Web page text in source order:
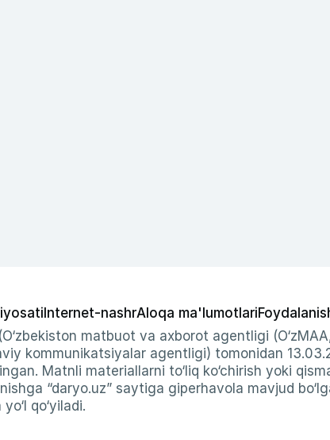
Internet-nashrAloqa ma'lumotlari
matbuot va axborot agentligi
kommunikatsiyalar agentligi) tomonidan
Matnli materiallarni to‘liq ko‘chirish yoki
“daryo.uz” saytiga giperhavola mavjud
qo‘yiladi.